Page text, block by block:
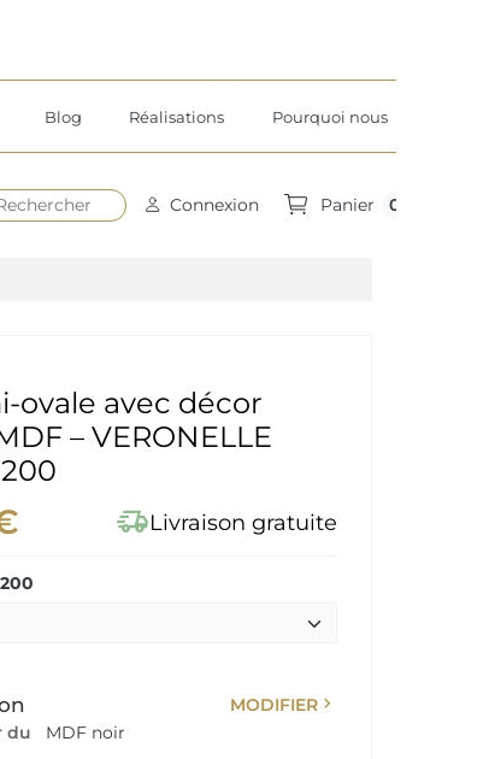
Blog Réalisations Pourquoi nous
Connexion Panier 0
ovale avec décor
– VERONELLE
delivery_truck_speedLivraison gratuite
MODIFIER chevron_right
du
MDF noir